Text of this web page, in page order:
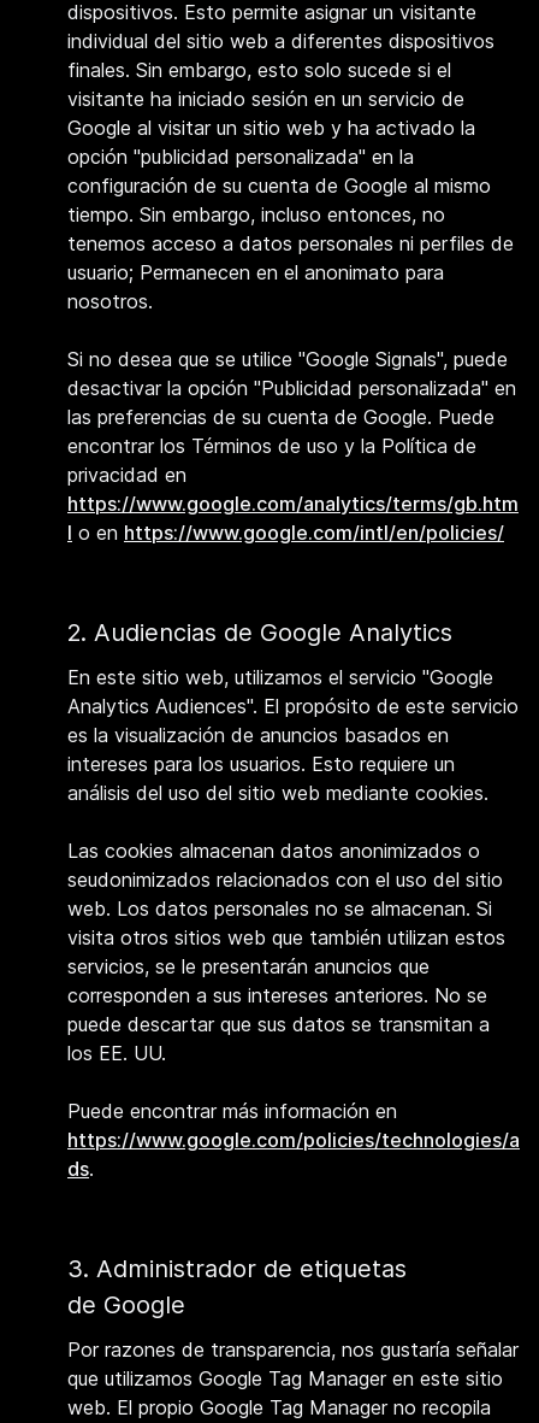
dispositivos. Esto permite asignar un visitante
individual del sitio web a diferentes dispositivos
finales. Sin embargo, esto solo sucede si el
visitante ha iniciado sesión en un servicio de
Google al visitar un sitio web y ha activado la
opción "publicidad personalizada" en la
configuración de su cuenta de Google al mismo
tiempo. Sin embargo, incluso entonces, no
tenemos acceso a datos personales ni perfiles de
usuario; Permanecen en el anonimato para
nosotros.
Si no desea que se utilice "Google Signals", puede
desactivar la opción "Publicidad personalizada" en
las preferencias de su cuenta de Google. Puede
encontrar los Términos de uso y la Política de
privacidad en
https://www.google.com/analytics/terms/gb.htm
l o en https://www.google.com/intl/en/policies/
2. Audiencias de Google Analytics
En este sitio web, utilizamos el servicio "Google
Analytics Audiences". El propósito de este servicio
es la visualización de anuncios basados en
intereses para los usuarios. Esto requiere un
análisis del uso del sitio web mediante cookies.
Las cookies almacenan datos anonimizados o
seudonimizados relacionados con el uso del sitio
web. Los datos personales no se almacenan. Si
visita otros sitios web que también utilizan estos
servicios, se le presentarán anuncios que
corresponden a sus intereses anteriores. No se
puede descartar que sus datos se transmitan a
los EE. UU.
Puede encontrar más información en
https://www.google.com/policies/technologies/a
ds.
3. Administrador de etiquetas
de Google
Por razones de transparencia, nos gustaría señalar
que utilizamos Google Tag Manager en este sitio
web. El propio Google Tag Manager no recopila